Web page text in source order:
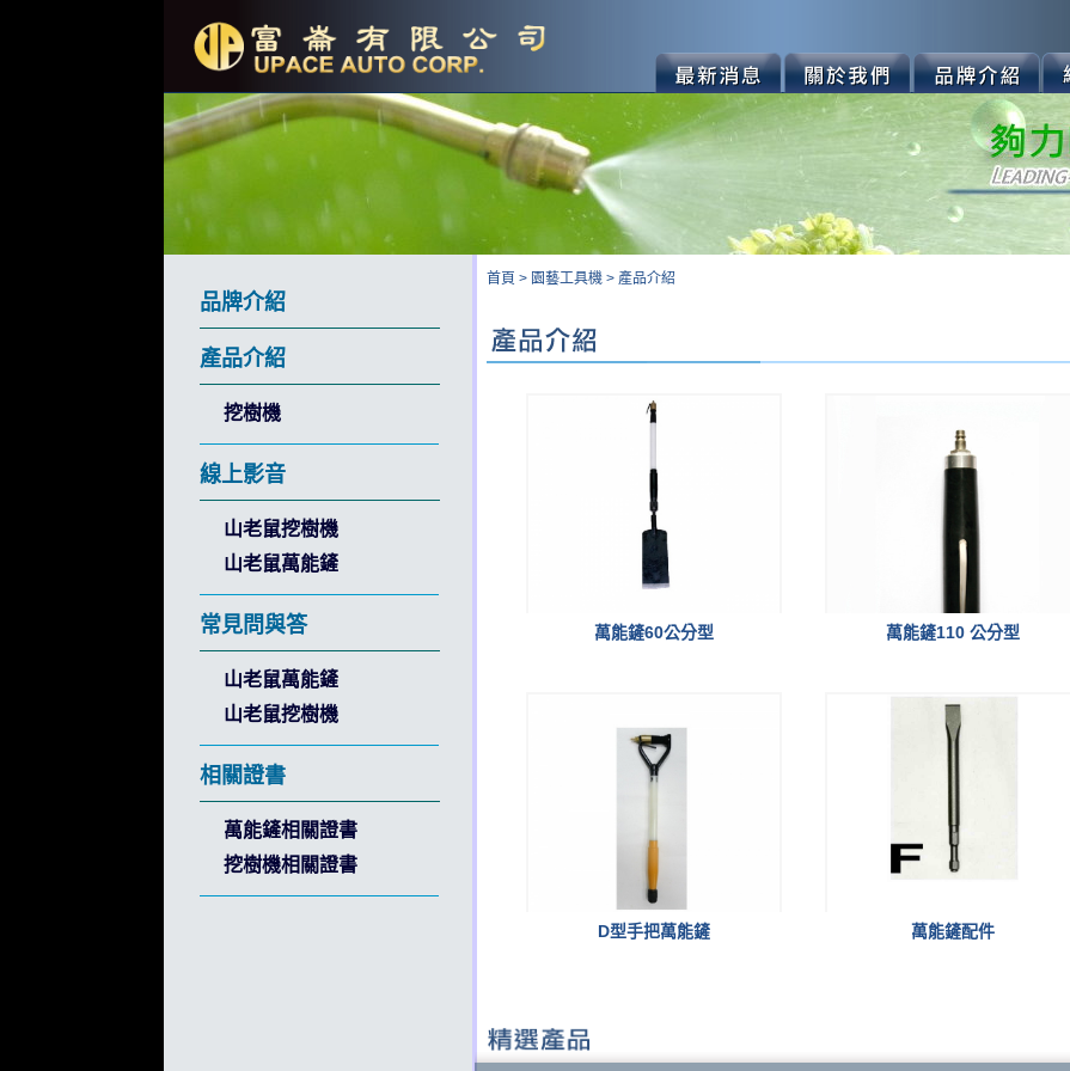
品牌介紹
產品介紹
挖樹機
線上影音
山老鼠挖樹機
山老鼠萬能鏟
常見問與答
山老鼠萬能鏟
山老鼠挖樹機
相關證書
萬能鏟相關證書
挖樹機相關證書
首頁 > 園藝工具機 > 產品介紹
萬能鏟60公分型 萬能鏟110 公分型
D型手把萬能鏟 萬能鏟配件